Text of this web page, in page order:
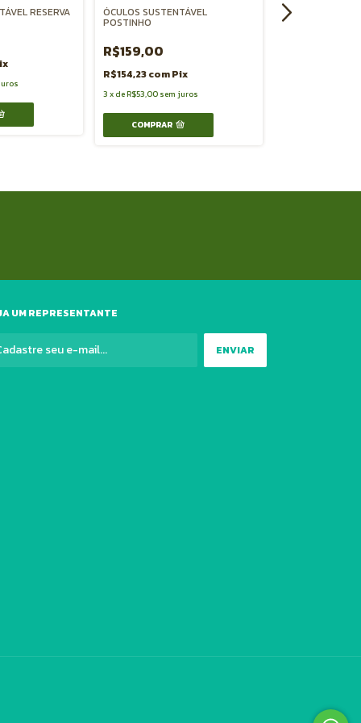
RESERVA ÓCULOS SUSTENTÁVEL
POSTINHO
R$159,00
R$154,23comPix
3 xdeR$53,00 sem juros
COMPRAR
R$120,00
UM REPRESENTANTE